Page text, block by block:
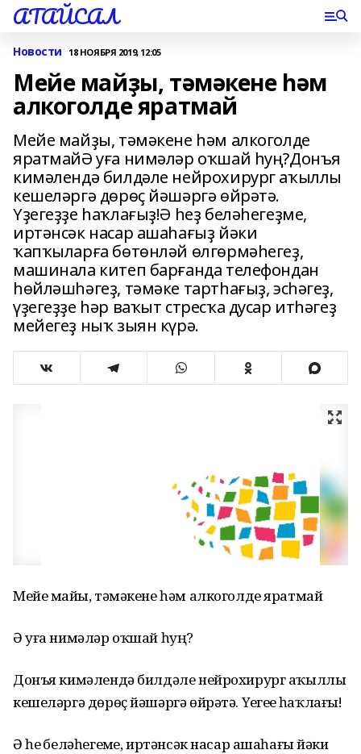
АТАЙСАЛ
Новости 18 НОЯБРЯ 2019, 12:05
Мейе майҙы, тәмәкене һәм
алкоголде яратмай
Мейе майҙы, тәмәкене һәм алкоголде
яратмайӘ уға нимәләр оҡшай һуң?Донъя
кимәлендә билдәле нейрохирург аҡыллы
кешеләргә дөрөҫ йәшәргә өйрәтә.
Үҙегеҙҙе һаҡлағыҙ!Ә һеҙ беләһегеҙме,
иртәнсәк насар ашаһағыҙ йәки
ҡапҡыларға бөтөнләй өлгөрмәһегеҙ,
машинала китеп барғанда телефондан
һөйләшһәгеҙ, тәмәке тартһағыҙ, эсһәгеҙ,
үҙегеҙҙе һәр ваҡыт стресҡа дусар итһәгеҙ
мейегеҙ ныҡ зыян күрә.
Мейе майҙы, тәмәкене һәм алкоголде яратмай
Ә уға нимәләр оҡшай һуң?
Донъя кимәлендә билдәле нейрохирург аҡыллы
кешеләргә дөрөҫ йәшәргә өйрәтә. Үҙегеҙҙе һаҡлағыҙ!
Ә һеҙ беләһегеҙме, иртәнсәк насар ашаһағыҙ йәки